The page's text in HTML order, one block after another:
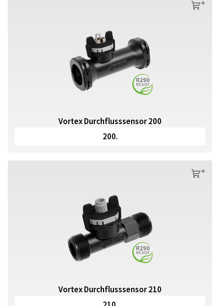
s
Vortex Durchflusssensor 200
200.
s
Vortex Durchflusssensor 210